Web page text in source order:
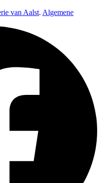
van Aalst. Algemene